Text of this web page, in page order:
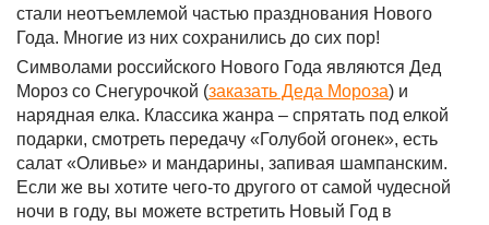
стали неотъемлемой частью празднования Нового
Года. Многие из них сохранились до сих пор!
Символами российского Нового Года являются Дед
Мороз со Снегурочкой (заказать Деда Мороза) и
нарядная елка. Классика жанра – спрятать под елкой
подарки, смотреть передачу «Голубой огонек», есть
салат «Оливье» и мандарины, запивая шампанским.
Если же вы хотите чего-то другого от самой чудесной
ночи в году, вы можете встретить Новый Год в